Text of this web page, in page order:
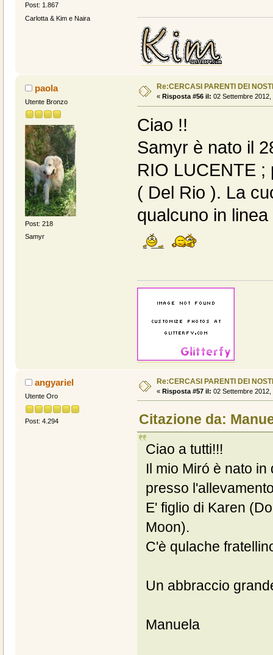
Post: 1.867
Carlotta & Kim e Naira
paola
Utente Bronzo
Post: 218
Samyr
Re:CERCASI PARENTI DEI
« Risposta #56 il: 02 Settembre 2012,
Ciao !!
Samyr è nato il
RIO LUCENTE ;
( Del Rio ). La
qualcuno in linea
angyariel
Utente Oro
Post: 4.294
Re:CERCASI PARENTI DEI
« Risposta #57 il: 02 Settembre 2012,
Citazione da:
Ciao a tutti!!!
Il mio Miró è nato
presso
E' figlio di Karen
Moon).
C'è qulache
Un abbraccio
Manuela